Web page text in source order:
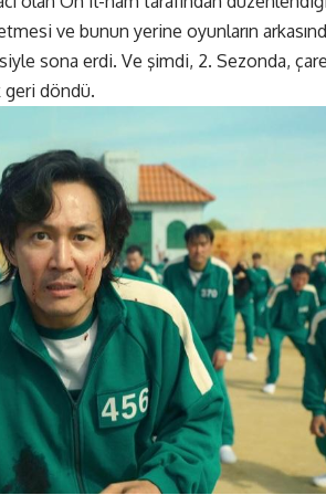
ve bunun yerine oyunların
sona erdi. Ve şimdi, 2. Sezonda,
geri döndü.